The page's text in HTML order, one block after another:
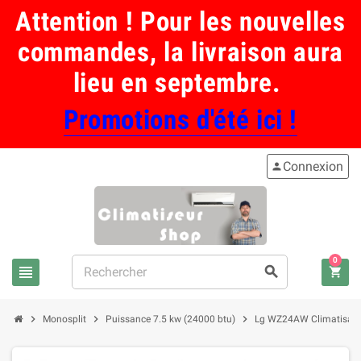
Attention ! Pour les nouvelles
commandes, la livraison aura
lieu en septembre.
Promotions d'été ici !
view_headline search
person Connexion
shopping_cart
0
chevron_right Monosplit chevron_right Puissance 7.5 kw (24000 btu) chevron_right Lg WZ24AW